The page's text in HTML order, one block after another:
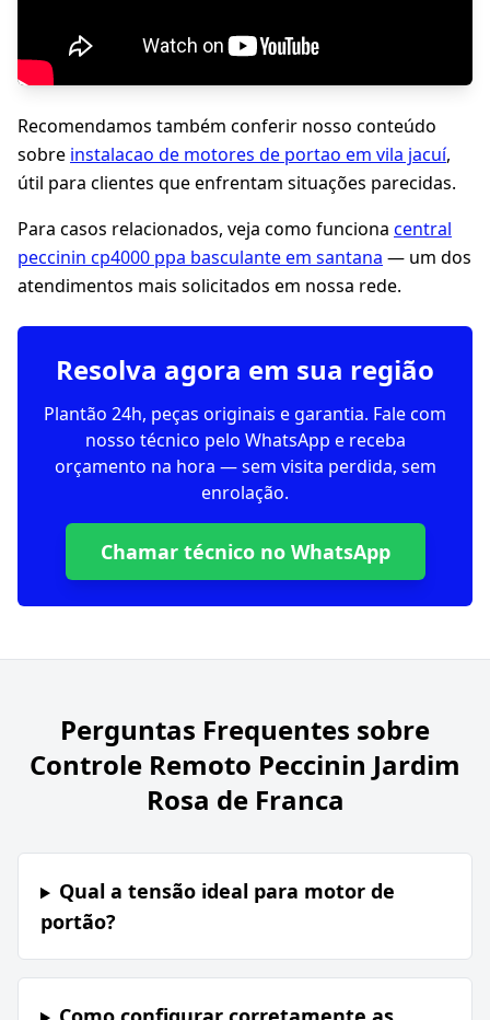
Recomendamos também conferir nosso conteúdo
sobre instalacao de motores de portao em vila jacuí,
útil para clientes que enfrentam situações parecidas.
Para casos relacionados, veja como funciona central
peccinin cp4000 ppa basculante em santana — um dos
atendimentos mais solicitados em nossa rede.
Resolva agora em sua região
Plantão 24h, peças originais e garantia. Fale com
nosso técnico pelo WhatsApp e receba
orçamento na hora — sem visita perdida, sem
enrolação.
Chamar técnico no WhatsApp
Perguntas Frequentes sobre
Controle Remoto Peccinin Jardim
Rosa de Franca
Qual a tensão ideal para motor de
portão?